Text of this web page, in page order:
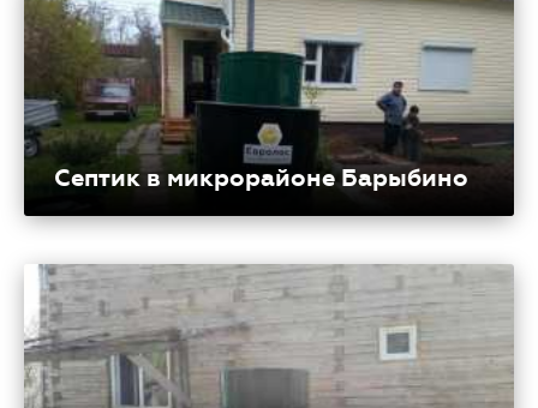
Септик в микрорайоне Барыбино